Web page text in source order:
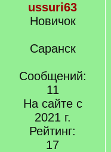
ussuri63
Новичок
Саранск
Сообщений:
11
На сайте с
2021 г.
Рейтинг:
17